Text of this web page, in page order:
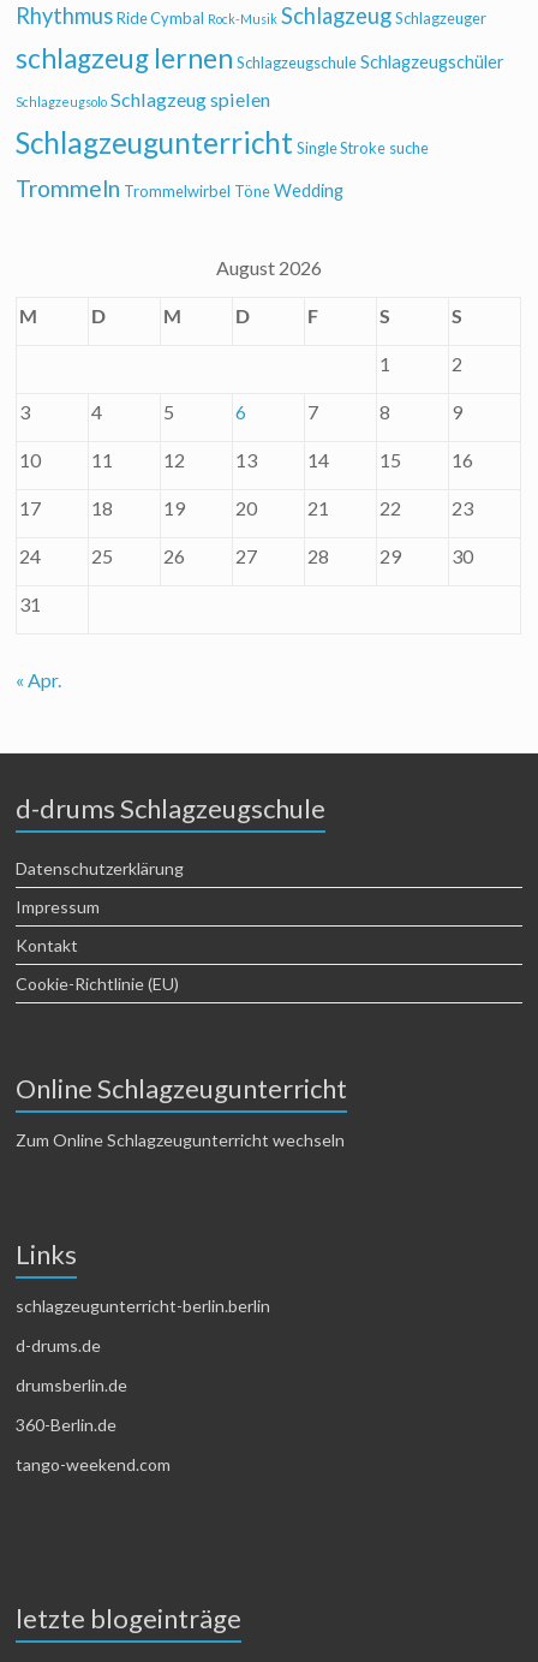
Rhythmus Ride Cymbal Rock-Musik Schlagzeug Schlagzeuger
schlagzeug lernen Schlagzeugschule Schlagzeugschüler
Schlagzeugsolo Schlagzeug spielen
Schlagzeugunterricht Single Stroke suche
Trommeln Trommelwirbel Töne Wedding
August 2026
M D M D F S S
1 2
3 4 5 6 7 8 9
10 11 12 13 14 15 16
17 18 19 20 21 22 23
24 25 26 27 28 29 30
31
« Apr.
d-drums Schlagzeugschule
Datenschutzerklärung
Impressum
Kontakt
Cookie-Richtlinie (EU)
Online Schlagzeugunterricht
Zum Online Schlagzeugunterricht wechseln
Links
schlagzeugunterricht-berlin.berlin
d-drums.de
drumsberlin.de
360-Berlin.de
tango-weekend.com
letzte blogeinträge